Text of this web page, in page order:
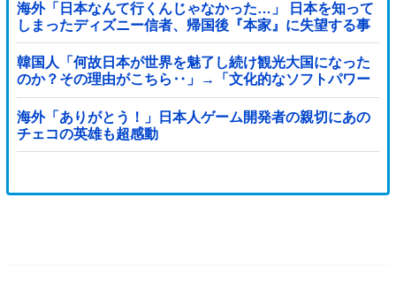
海外「日本なんて行くんじゃなかった…」 日本を知って
しまったディズニー信者、帰国後『本家』に失望する事
態に
韓国人「何故日本が世界を魅了し続け観光大国になった
のか？その理由がこちら‥」→「文化的なソフトパワー
が凄い」
海外「ありがとう！」日本人ゲーム開発者の親切にあの
チェコの英雄も超感動